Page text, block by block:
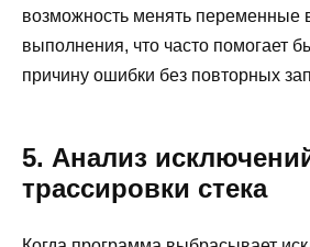
возможность менять переменные
выполнения, что часто помогает
причину ошибки без повторных
5. Анализ
трассировки стека